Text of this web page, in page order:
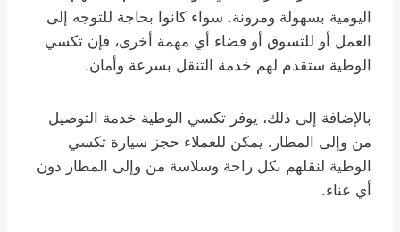
اليومية بسهولة ومرونة. سواء كانوا بحاجة للتوجه إلى
العمل أو للتسوق أو قضاء أي مهمة أخرى، فإن تكسي
الوطية ستقدم لهم خدمة التنقل بسرعة وأمان.
بالإضافة إلى ذلك، يوفر تكسي الوطية خدمة التوصيل
من وإلى المطار. يمكن للعملاء حجز سيارة تكسي
الوطية لنقلهم بكل راحة وسلاسة من وإلى المطار دون
أي عناء.